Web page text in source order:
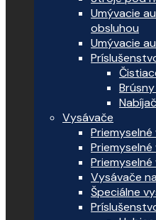
Umývacie
obsluhou
Umývacie
Vysávače
Vysávače
Špeciálne